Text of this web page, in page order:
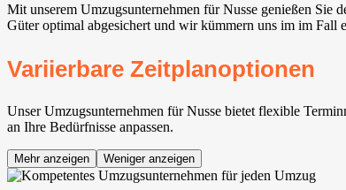
Mit unserem Umzugsunternehmen für Nusse genießen Sie
Güter optimal abgesichert und wir kümmern uns im im Fall
Variierbare Zeitplanoptionen
Unser Umzugsunternehmen für Nusse bietet flexible
an Ihre Bedürfnisse anpassen.
Mehr anzeigen Weniger anzeigen